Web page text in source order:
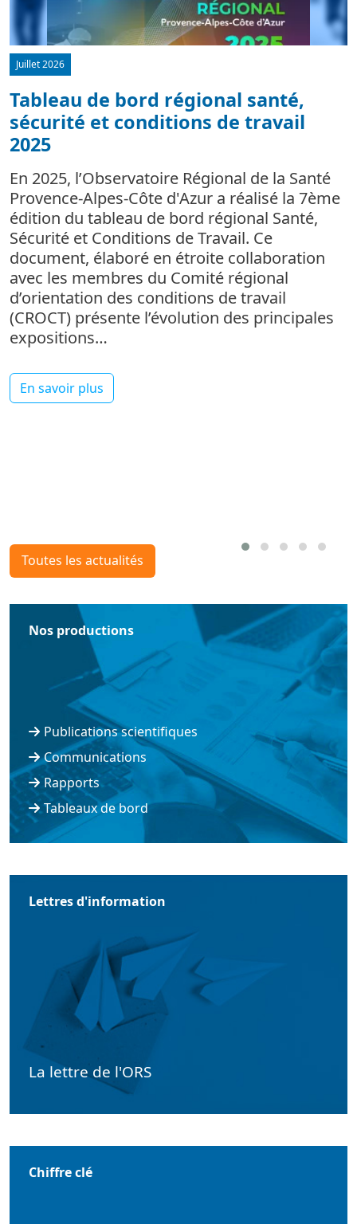
Juillet 2026
Tableau de bord régional santé,
sécurité et conditions de travail
2025
En 2025, l’Observatoire Régional de la Santé
Provence-Alpes-Côte d'Azur a réalisé la 7ème
édition du tableau de bord régional Santé,
Sécurité et Conditions de Travail. Ce
document, élaboré en étroite collaboration
avec les membres du Comité régional
d’orientation des conditions de travail
(CROCT) présente l’évolution des principales
expositions…
En savoir plus
Toutes les actualités
Nos productions
Publications scientifiques
Communications
Rapports
Tableaux de bord
Lettres d'information
La lettre de l'ORS
Chiffre clé